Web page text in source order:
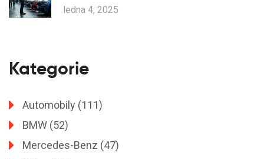
ledna 4, 2025
Kategorie
Automobily (111)
BMW (52)
Mercedes-Benz (47)